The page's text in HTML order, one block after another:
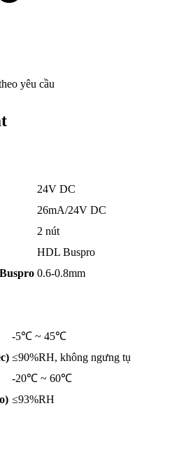
yêu cầu
24V DC
26mA/24V DC
2 nút
HDL Buspro
0.6-0.8mm
-5℃ ~ 45℃
≤90%RH, không ngưng tụ
-20℃ ~ 60℃
≤93%RH